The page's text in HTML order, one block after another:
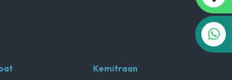
Kemitraan